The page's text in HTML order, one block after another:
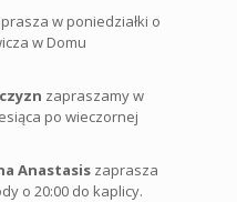
w poniedziałki o
w Domu
zapraszamy w
po wieczornej
Anastasis zaprasza
o 20:00 do kaplicy.